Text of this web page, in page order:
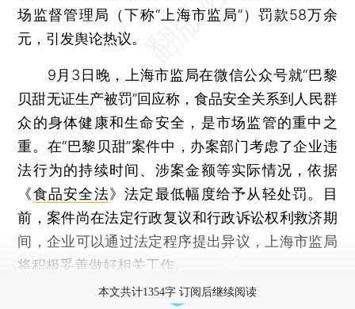
场监督管理局（下称“上海市监局”）罚款58万余
元，引发舆论热议。
9月3日晚，上海市监局在微信公众号就“巴黎
贝甜无证生产被罚”回应称，食品安全关系到人民群
众的身体健康和生命安全，是市场监管的重中之
重。在“巴黎贝甜”案件中，办案部门考虑了企业违
法行为的持续时间、涉案金额等实际情况，依据
《食品安全法》法定最低幅度给予从轻处罚。目
前，案件尚在法定行政复议和行政诉讼权利救济期
间，企业可以通过法定程序提出异议，上海市监局
将积极妥善做好相关工作。
本文共计1354字 订阅后继续阅读